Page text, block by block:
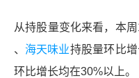
从持股量变化来看，本
、 海天味业持股量环比
环比增长均在30%以上。